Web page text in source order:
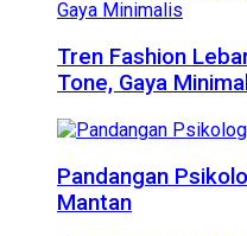
Tren Fashion
Tone, Gaya
Pandangan
Mantan